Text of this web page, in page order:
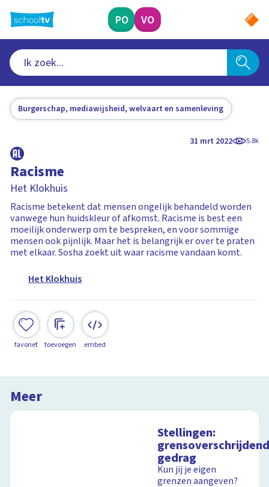
naar
hoofdinhoud
PO VO
Burgerschap, mediawijsheid, welvaart en samenleving
31 mrt 2022 5.8k
Racisme
Het Klokhuis
Racisme betekent dat mensen ongelijk behandeld worden
vanwege hun huidskleur of afkomst. Racisme is best een
moeilijk onderwerp om te bespreken, en voor sommige
mensen ook pijnlijk. Maar het is belangrijk er over te praten
met elkaar. Sosha zoekt uit waar racisme vandaan komt.
Het Klokhuis
favoriet toevoegen embed
Meer
Stellingen:
gedrag
Kun jij je eigen
grenzen aangeven?